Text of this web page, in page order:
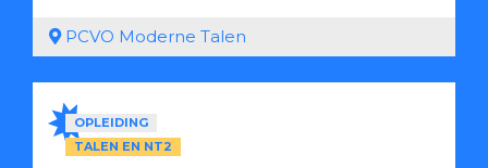
PCVO Moderne Talen
OPLEIDING
TALEN EN NT2